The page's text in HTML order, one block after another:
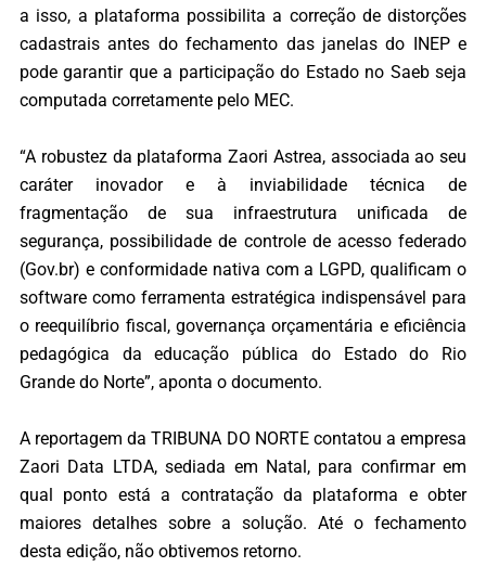
a isso, a plataforma possibilita a correção de distorções
cadastrais antes do fechamento das janelas do INEP e
pode garantir que a participação do Estado no Saeb seja
computada corretamente pelo MEC.
“A robustez da plataforma Zaori Astrea, associada ao seu
caráter inovador e à inviabilidade técnica de
fragmentação de sua infraestrutura unificada de
segurança, possibilidade de controle de acesso federado
(Gov.br) e conformidade nativa com a LGPD, qualificam o
software como ferramenta estratégica indispensável para
o reequilíbrio fiscal, governança orçamentária e eficiência
pedagógica da educação pública do Estado do Rio
Grande do Norte”, aponta o documento.
A reportagem da TRIBUNA DO NORTE contatou a empresa
Zaori Data LTDA, sediada em Natal, para confirmar em
qual ponto está a contratação da plataforma e obter
maiores detalhes sobre a solução. Até o fechamento
desta edição, não obtivemos retorno.